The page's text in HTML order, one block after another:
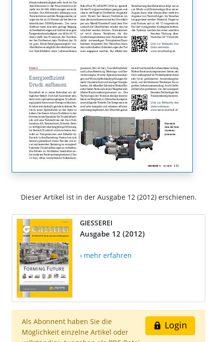
Dieser Artikel ist in der Ausgabe 12 (2012) erschienen.
GIESSEREI
Ausgabe 12 (2012)
› mehr erfahren
Login
Als Abonnent haben Sie die
Möglichkeit einzelne Artikel oder